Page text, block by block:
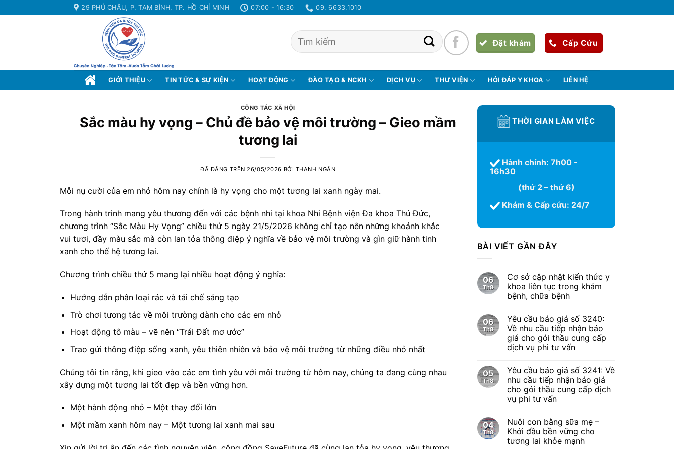
đến
29 PHÚ CHÂU, P. TAM BÌNH, TP. HỒ CHÍ MINH 07:00 - 16:30 09. 6633.1010
Đặt khám Cấp Cứu
GIỚI THIỆU TIN TỨC & SỰ KIỆN HOẠT ĐỘNG ĐÀO TẠO & NCKH DỊCH VỤ THƯ VIỆN HỎI ĐÁP Y KHOA LIÊN HỆ
CÔNG TÁC XÃ HỘI
Sắc màu hy vọng – Chủ đề bảo vệ môi trường – Gieo mầm
tương lai
ĐÃ ĐĂNG TRÊN 26/05/2026 BỞI THANH NGÂN
Mỗi nụ cười của em nhỏ hôm nay chính là hy vọng cho một tương lai xanh ngày mai.
Trong hành trình mang yêu thương đến với các bệnh nhi tại khoa Nhi Bệnh viện Đa khoa Thủ Đức,
chương trình “Sắc Màu Hy Vọng” chiều thứ 5 ngày 21/5/2026 không chỉ tạo nên những khoảnh khắc
vui tươi, đầy màu sắc mà còn lan tỏa thông điệp ý nghĩa về bảo vệ môi trường và gìn giữ hành tinh
xanh cho thế hệ tương lai.
Chương trình chiều thứ 5 mang lại nhiều hoạt động ý nghĩa:
Hướng dẫn phân loại rác và tái chế sáng tạo
Trò chơi tương tác về môi trường dành cho các em nhỏ
Hoạt động tô màu – vẽ nên “Trái Đất mơ ước”
Trao gửi thông điệp sống xanh, yêu thiên nhiên và bảo vệ môi trường từ những điều nhỏ nhất
Chúng tôi tin rằng, khi gieo vào các em tình yêu với môi trường từ hôm nay, chúng ta đang cùng nhau
xây dựng một tương lai tốt đẹp và bền vững hơn.
Một hành động nhỏ – Một thay đổi lớn
Một mầm xanh hôm nay – Một tương lai xanh mai sau
THỜI GIAN LÀM VIỆC
Hành chính: 7h00 -
16h30
(thứ 2 – thứ 6)
Khám & Cấp cứu: 24/7
BÀI VIẾT GẦN ĐÂY
06
Th8
Cơ sở cập nhật kiến thức y
khoa liên tục trong khám
bệnh, chữa bệnh
06
Th8
Yêu cầu báo giá số 3240:
Về nhu cầu tiếp nhận báo
giá cho gói thầu cung cấp
dịch vụ phi tư vấn
05
Th8
Yêu cầu báo giá số 3241: Về
nhu cầu tiếp nhận báo giá
cho gói thầu cung cấp dịch
vụ phi tư vấn
04
Th8
Nuôi con bằng sữa mẹ –
Khởi đầu bền vững cho
tương lai khỏe mạnh